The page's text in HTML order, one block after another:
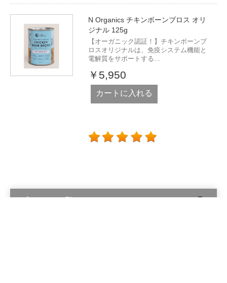
N Organics チキンボーンブロス オリ
ジナル 125g
【オーガニック認証！】チキンボーンブ
ロスオリジナルは、免疫システム機能と
電解質をサポートする...
￥5,950
カートに入れる
ブランド一覧